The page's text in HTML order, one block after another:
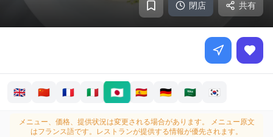
閉店 共有
🇬🇧 🇨🇳 🇫🇷 🇮🇹 🇯🇵 🇪🇸 🇩🇪 🇸🇦 🇰🇷
メニュー、価格、提供状況は変更される場合があります。
メニュー原文
はフランス語です。レストランが提供する情報が優先されます。